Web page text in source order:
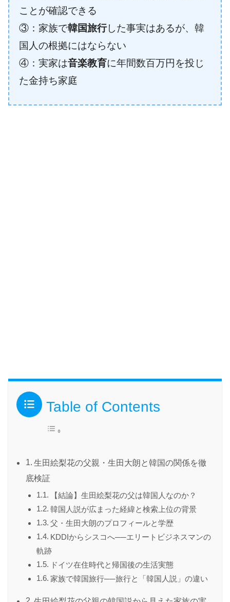
ことが確認できる
③：家族で韓国旅行した事実はあるが、韓
国人の根拠にはならない
④：実家は音楽教育に年間数百万円を投じ
た金持ち家庭
Table of Contents
生田絵梨花の父親・生田大朗と韓国の関係を徹
底検証
【結論】生田絵梨花の父は韓国人なのか？
韓国人説が広まった経緯と検索上位の背景
父・生田大朗のプロフィールと学歴
KDDIからシスコへ──エリートビジネスマンの
軌跡
ドイツ在住時代と帰国後の生活実態
家族で韓国旅行──旅行と「韓国人説」の違い